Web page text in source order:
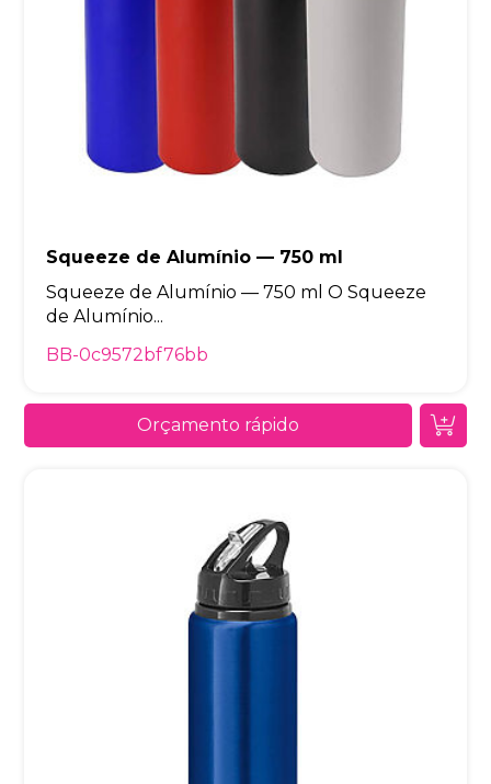
Squeeze de Alumínio — 750 ml
Squeeze de Alumínio — 750 ml O Squeeze
de Alumínio...
BB-0c9572bf76bb
Orçamento rápido